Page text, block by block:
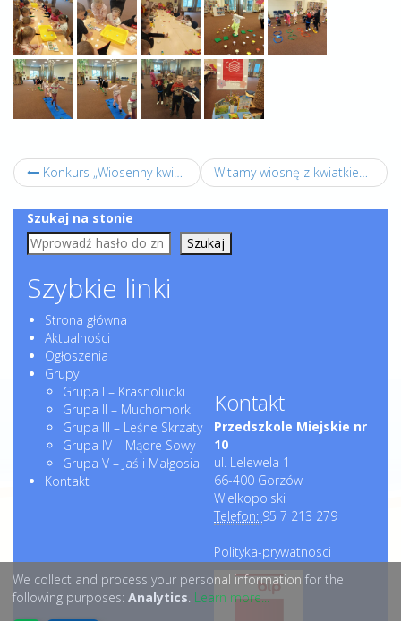
Konkurs „Wiosenny kwiatek”. Witamy wiosnę z kwiatkiem w dłoni! :)
Szukaj na stonie
Szukaj
Szybkie linki
Strona główna
Aktualności
Ogłoszenia
Grupy
Grupa I – Krasnoludki
Grupa II – Muchomorki
Grupa III – Leśne Skrzaty
Grupa IV – Mądre Sowy
Grupa V – Jaś i Małgosia
Kontakt
Kontakt
Przedszkole Miejskie nr
10
ul. Lelewela 1
66-400 Gorzów
Wielkopolski
Telefon: 95 7 213 279
Polityka-prywatnosci
We collect and process your personal information for the
following purposes: Analytics. Learn more...